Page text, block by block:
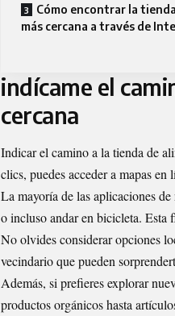
Cómo encontrar la
más cercana a través de
indícame el
cercana
Indicar el camino a la tienda de
clics, puedes acceder a mapas en
La mayoría de las aplicaciones
o incluso andar en bicicleta. Esta
No olvides considerar opciones
vecindario que pueden
Además, si prefieres explorar
productos orgánicos hasta